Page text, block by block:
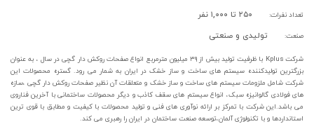
تعداد نفرات: ۲۵۰ تا ۱,۰۰۰ نفر
صنعت: تولیدی و صنعتی
شرکت Kplus با ظرفیت تولید بیش از ۳۹ میلیون مترمربع انواع صفحات روکش دار گچی در سال ، به عنوان
بزرگترین تولیدکننده سیستم های ساخت و ساز خشک در ایران به شمار می رود. گستره محصولات این
شرکت شامل ملزومات سیستم های ساخت و ساز خشک و متعلقات آن نظیر صفحات روکش دار گچی ،سازه
های فولادی گالوانیزه سبک، انواع سیستم های سقف کاذب و دیگر محصولات ساختمانی با آخرین فناروی
می باشد.این شرکت با تمرکز بر ارائه نوآوری های فنی و تولید محصولات با کیفیت و مطابق با قوی ترین
استانداردها و با تکنولوژی آلمان،توسعه صنعت ساختمان در ایران را رهبری می کند.